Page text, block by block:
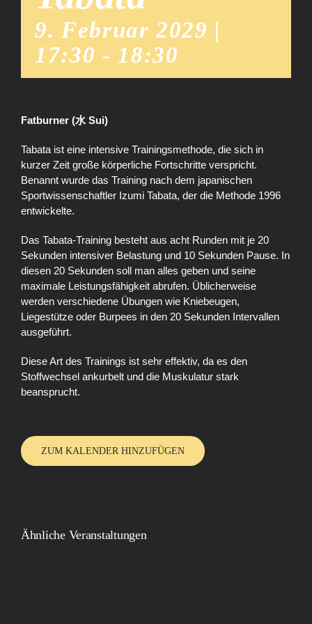
9. Februar 2029 |
17:30 - 18:30
Fatburner (水 Sui)
Tabata ist eine intensive Trainingsmethode, die sich in
kurzer Zeit große körperliche Fortschritte verspricht.
Benannt wurde das Training nach dem japanischen
Sportwissenschaftler Izumi Tabata, der die Methode 1996
entwickelte.
Das Tabata-Training besteht aus acht Runden mit je 20
Sekunden intensiver Belastung und 10 Sekunden Pause. In
diesen 20 Sekunden soll man alles geben und seine
maximale Leistungsfähigkeit abrufen. Üblicherweise
werden verschiedene Übungen wie Kniebeugen,
Liegestütze oder Burpees in den 20 Sekunden Intervallen
ausgeführt.
Diese Art des Trainings ist sehr effektiv, da es den
Stoffwechsel ankurbelt und die Muskulatur stark
beansprucht.
ZUM KALENDER HINZUFÜGEN
Ähnliche Veranstaltungen